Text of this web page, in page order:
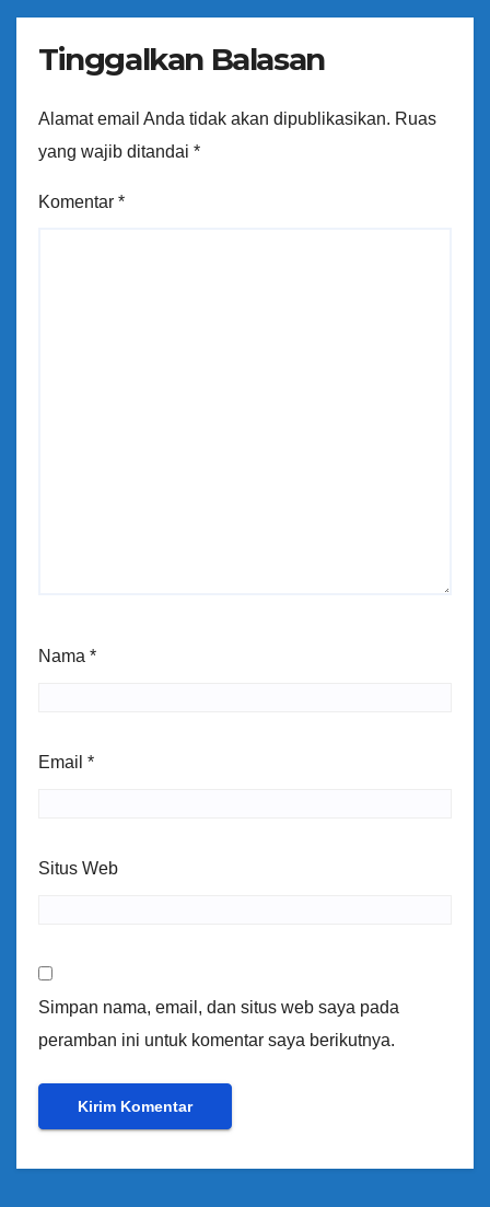
Tinggalkan Balasan
Alamat email Anda tidak akan dipublikasikan. Ruas
yang wajib ditandai *
Komentar *
Nama *
Email *
Situs Web
Simpan nama, email, dan situs web saya pada
peramban ini untuk komentar saya berikutnya.